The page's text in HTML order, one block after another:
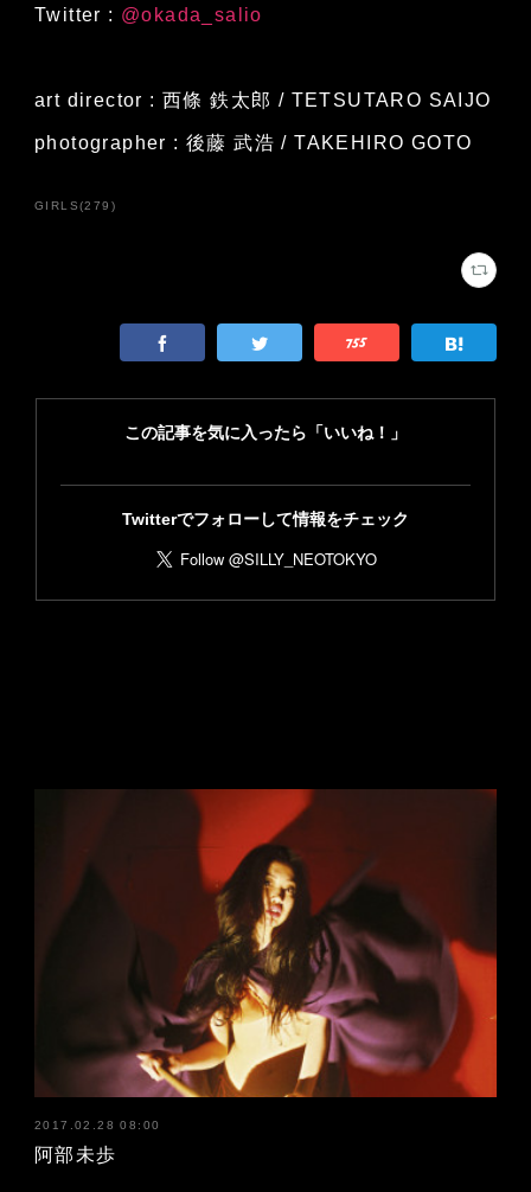
Twitter : @okada_salio
art director : 西條 鉄太郎 / TETSUTARO SAIJO
photographer : 後藤 武浩 / TAKEHIRO GOTO
GIRLS(279 )
2017.02.28 08:00
阿部未歩